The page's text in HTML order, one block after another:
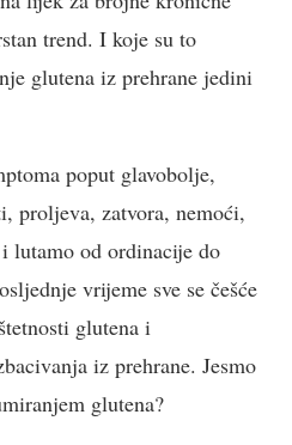
trend. I koje su to
glutena iz prehrane jedini
poput glavobolje,
proljeva, zatvora, nemoći,
lutamo od ordinacije do
vrijeme sve se češće
glutena i
iz prehrane. Jesmo
glutena?